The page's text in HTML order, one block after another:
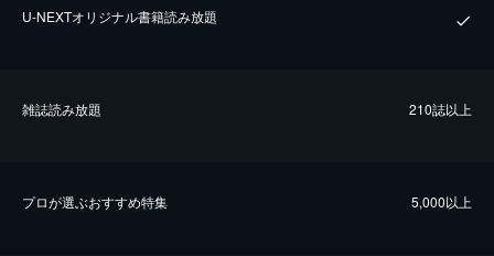
U-NEXTオリジナル書籍読み放題
雑誌読み放題 210誌以上
プロが選ぶおすすめ特集 5,000以上